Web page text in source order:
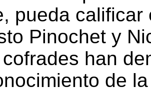
pueda calificar
Pinochet y
han
de